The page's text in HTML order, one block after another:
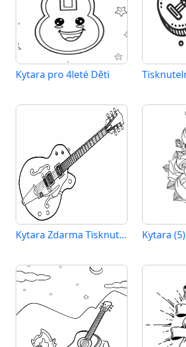
Kytara pro 4leté Děti
Kytara Zdarma Tisknutelná Kytara (5)